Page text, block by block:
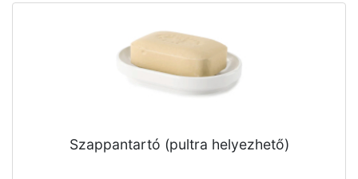
Szappantartó (pultra helyezhető)